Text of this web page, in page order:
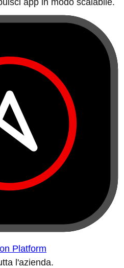
app in modo scalabile.
Platform
l'azienda.